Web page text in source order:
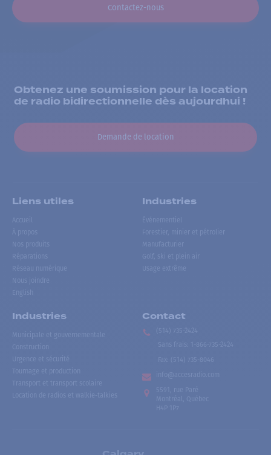
Contactez-nous
Obtenez une soumission pour la location
de radio bidirectionnelle dès aujourdhui !
Demande de location
Liens utiles
Accueil
À propos
Nos produits
Réparations
Réseau numérique
Nous joindre
English
Industries
Événementiel
Forestier, minier et pétrolier
Manufacturier
Golf, ski et plein air
Usage extrême
Industries
Municipale et gouvernementale
Construction
Urgence et sécurité
Tournage et production
Transport et transport scolaire
Location de radios et walkie-talkies
Contact
(514) 735-2424
Sans frais
1-866-735-2424
Fax:
(514) 735-8046
info@accesradio.com
5591, rue Paré
Montréal, Québec
H4P 1P7